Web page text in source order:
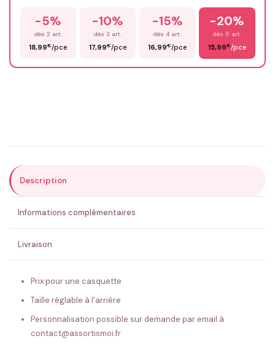
Prénom*
ENVOYER MA DEMANDE ✨
💚 Retour sous 24-48h🇫🇷 Flocage en France✅ Validation avant fabrication
-5%
dès 2 art.
18,99€/pce
-10%
dès 3 art.
17,99€/pce
-15%
dès 4 art.
16,99€/pce
-20%
dès 5 art.
15,99€/pce
Description
Informations complémentaires
Livraison
Prix pour une casquette
Taille réglable à l’arrière
Personnalisation possible sur demande par email à
contact@assortismoi.fr